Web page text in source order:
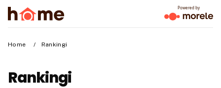
Powered by
Home / Rankingi
Rankingi